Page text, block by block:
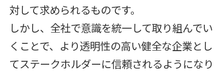
対して求められるものです。
しかし、全社で意識を統一して取り組んでい
くことで、より透明性の高い健全な企業とし
てステークホルダーに信頼されるようになり